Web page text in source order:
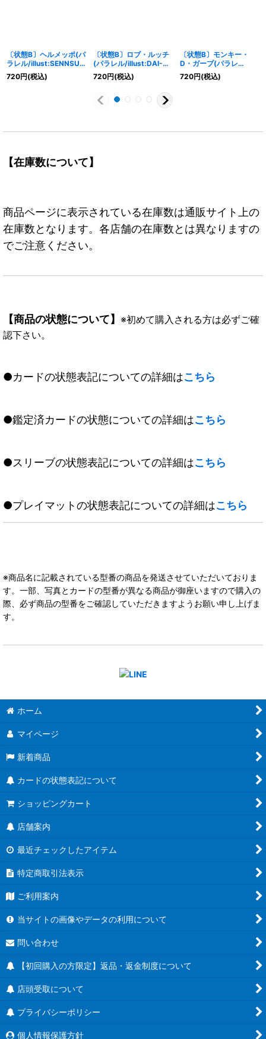
〔状態B〕ヘルメッポ(パ
ラレル/illust:SENNSU)
【SR/P】{OP11-092}
720円(税込)
〔状態B〕ロブ・ルッチ
(パラレル/illust:DAI-
XT.)【SR/P】{EB04-
048}
720円(税込)
〔状態B〕モンキー・
D・ガープ(パラレ
ル/illust:Akira EGAWA)
【SR/P】{OP11-095}
720円(税込)
【在庫数について】
商品ページに表示されている在庫数は通販サイト上の
在庫数となります。各店舗の在庫数とは異なりますの
でご注意ください。
【商品の状態について】 ※初めて購入される方は必ずご確
認下さい。
●カードの状態表記についての詳細はこちら
●鑑定済カードの状態についての詳細はこちら
●スリーブの状態表記についての詳細はこちら
●プレイマットの状態表記についての詳細はこちら
※商品名に記載されている型番の商品を発送させていただいておりま
す。一部、写真とカードの型番が異なる商品が御座いますので購入の
際、必ず商品の型番をご確認していただきますようお願い申し上げま
す。
ホーム
マイページ
新着商品
カードの状態表記について
ショッピングカート
店舗案内
最近チェックしたアイテム
特定商取引法表示
ご利用案内
当サイトの画像やデータの利用について
問い合わせ
【初回購入の方限定】返品・返金制度について
店頭受取について
プライバシーポリシー
個人情報保護方針